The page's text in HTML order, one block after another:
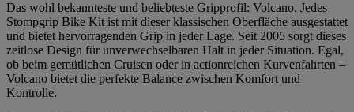
Das wohl bekannteste und beliebteste Gripprofil: Volcano. Jedes
Stompgrip Bike Kit ist mit dieser klassischen Oberfläche ausgestattet
und bietet hervorragenden Grip in jeder Lage. Seit 2005 sorgt dieses
zeitlose Design für unverwechselbaren Halt in jeder Situation. Egal,
ob beim gemütlichen Cruisen oder in actionreichen Kurvenfahrten –
Volcano bietet die perfekte Balance zwischen Komfort und
Kontrolle.